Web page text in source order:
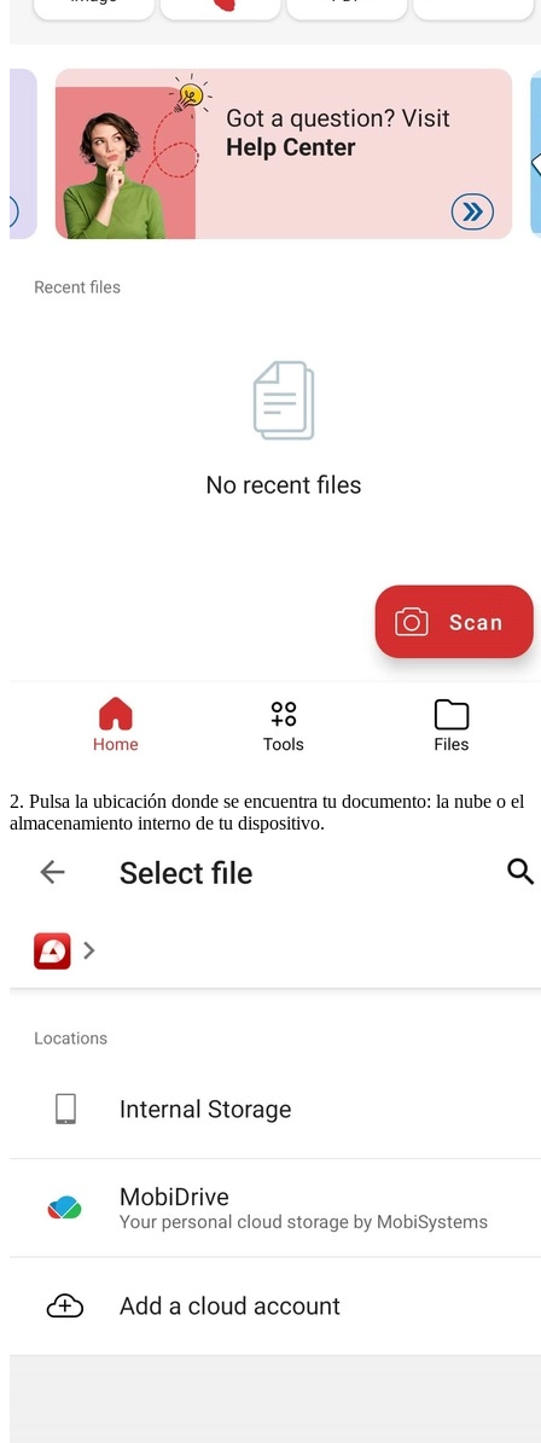
2. Pulsa la ubicación donde se encuentra tu documento: la nube o el
almacenamiento interno de tu dispositivo.